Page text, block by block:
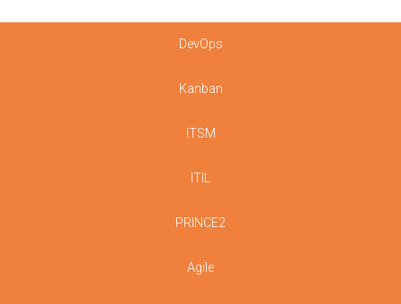
DevOps
Kanban
ITSM
ITIL
PRINCE2
Agile